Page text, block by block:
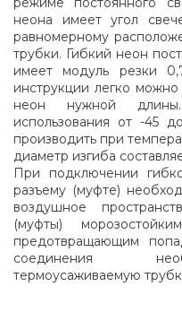
неона имеет угол
равномерному
трубки. Гибкий неон
имеет модуль резки
инструкции легко
неон нужной длины.
использования от -45
производить при
диаметр изгиба
При подключении
разъему (муфте)
воздушное
(муфты)
предотвращающим
соединения
термоусаживаемую